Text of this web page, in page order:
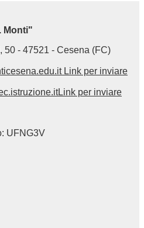
Monti"
50 - 47521 - Cesena (FC)
Link per inviare
Link per inviare
UFNG3V